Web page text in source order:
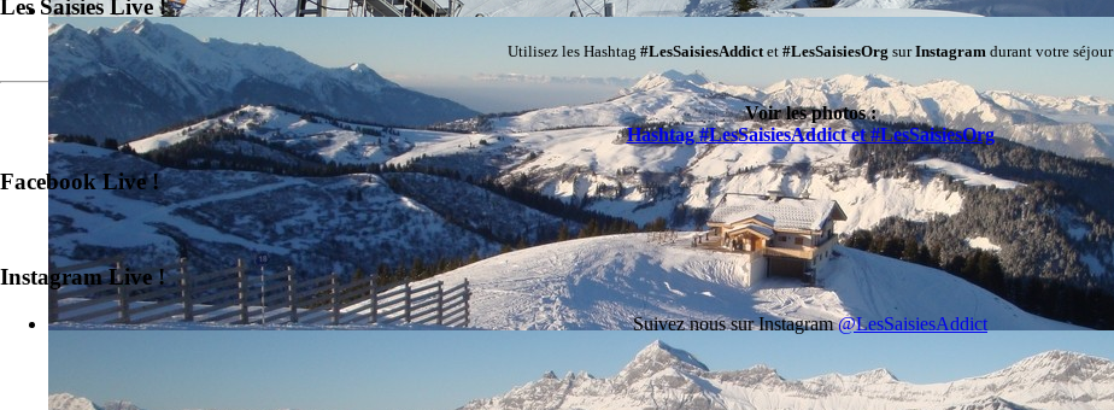
Les Saisies Live !
Utilisez les Hashtag #LesSaisiesAddictet #LesSaisiesOrg surInstagram durant votre séjour
Voir les photos :
Hashtag #LesSaisiesAddict et #LesSaisiesOrg
Facebook Live !
Instagram Live !
Suivez nous sur Instagram@LesSaisiesAddict